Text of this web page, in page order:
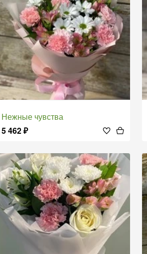
Нежные чувства
5 462₽